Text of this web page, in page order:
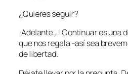
¿Quieres seguir?
¡Adelante…! Continuar es una
que nos regala -así sea
de libertad.